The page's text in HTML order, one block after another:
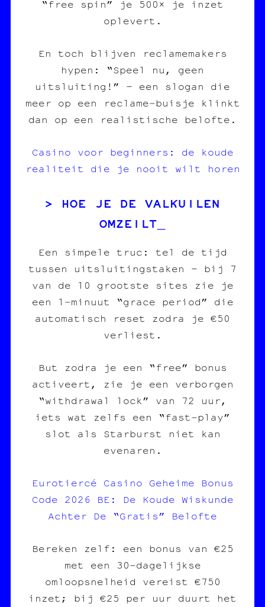
“free spin” je 500× je inzet
oplevert.
En toch blijven reclamemakers
hypen: “Speel nu, geen
uitsluiting!” – een slogan die
meer op een reclame‑buisje klinkt
dan op een realistische belofte.
Casino voor beginners: de koude
realiteit die je nooit wilt horen
HOE JE DE VALKUILEN
OMZEILT
Een simpele truc: tel de tijd
tussen uitsluitingstaken – bij 7
van de 10 grootste sites zie je
een 1‑minuut “grace period” die
automatisch reset zodra je €50
verliest.
But zodra je een “free” bonus
activeert, zie je een verborgen
“withdrawal lock” van 72 uur,
iets wat zelfs een “fast‑play”
slot als Starburst niet kan
evenaren.
Eurotiercé Casino Geheime Bonus
Code 2026 BE: De Koude Wiskunde
Achter De “Gratis” Belofte
Bereken zelf: een bonus van €25
met een 30‑dagelijkse
omloopsnelheid vereist €750
inzet; bij €25 per uur duurt het